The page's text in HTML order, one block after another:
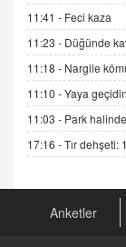
AV.
Kira
11:41 - Feci kaza
11:23 - Düğünde
11:18 - Nargile
11:10 -Yaya
11:03 - Park
17:16 -Tır dehşeti:
Anketler